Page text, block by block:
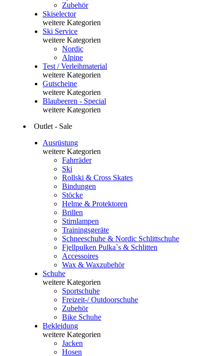
Zubehör
Skiselector
weitere Kategorien
Ski Service
weitere Kategorien
Nordic
Alpine
Test / Verleihmaterial
weitere Kategorien
Gutscheine
weitere Kategorien
Blaubeeren - Special
weitere Kategorien
Outlet - Sale
Ausrüstung
weitere Kategorien
Fahrräder
Ski
Rollski & Cross Skates
Bindungen
Stöcke
Helme & Protektoren
Brillen
Stirnlampen
Trainingsgeräte
Schneeschuhe & Nordic Schlittschuhe
Fjellpulken Pulka`s & Schlitten
Accessoires
Wax & Waxzubehör
Schuhe
weitere Kategorien
Sportschuhe
Freizeit-/ Outdoorschuhe
Zubehör
Bike Schuhe
Bekleidung
weitere Kategorien
Jacken
Hosen